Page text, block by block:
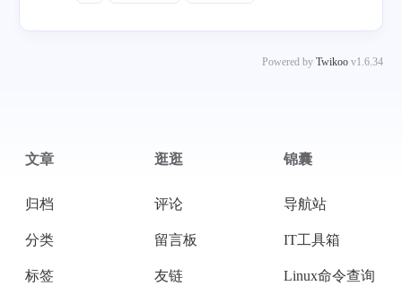
Powered by Twikoo v1.6.34
文章
归档
分类
标签
逛逛
评论
留言板
友链
锦囊
导航站
IT工具箱
Linux命令查询